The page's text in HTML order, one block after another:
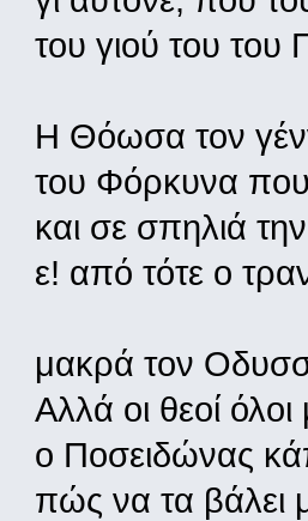
του γιού του
Η Θόωσα τον
του Φόρκυνα που
και σε σπηλιά
ε! από τότε ο
μακρά τον
Αλλά οι θεοί
ο Ποσειδώνας
πώς να τα βάλει